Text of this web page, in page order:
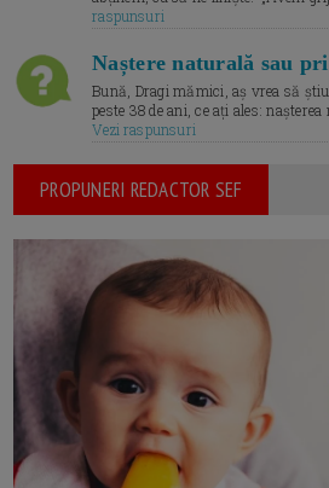
raspunsuri
Naștere naturală sau
Bună, Dragi mămici, aș vrea să
peste 38 de ani, ce ați ales:
Vezi raspunsuri
PROPUNERI REDACTOR SEF